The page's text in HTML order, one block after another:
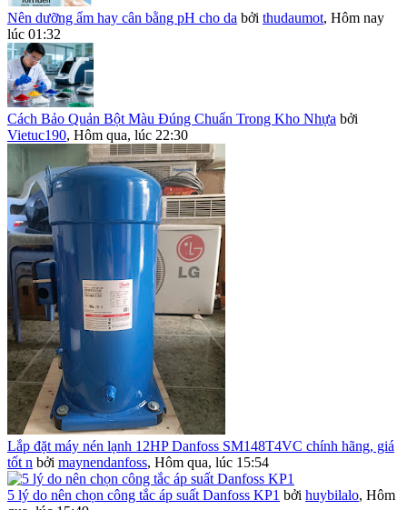
Nên dưỡng ẩm hay cân bằng pH cho da bởi thudaumot, Hôm nay
lúc 01:32
Cách Bảo Quản Bột Màu Đúng Chuẩn Trong Kho Nhựa bởi
Vietuc190, Hôm qua, lúc 22:30
Lắp đặt máy nén lạnh 12HP Danfoss SM148T4VC chính hãng, giá
tốt n bởi maynendanfoss, Hôm qua, lúc 15:54
5 lý do nên chọn công tắc áp suất Danfoss KP1 bởi huybilalo, Hôm